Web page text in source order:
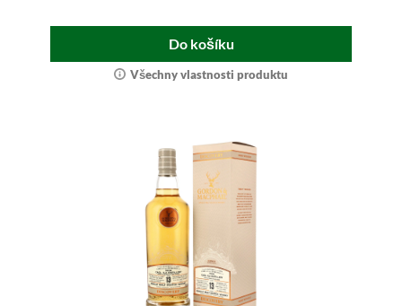
Do košíku
Všechny vlastnosti produktu